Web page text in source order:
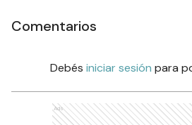
Comentarios
Debés iniciar sesión para
Ads